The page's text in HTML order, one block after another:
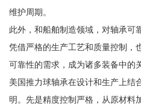
维护周期。
此外，和船舶制造领域，对轴承可
凭借严格的生产工艺和质量控制，
可靠性的需求，成为诸多装备中的
美国推力球轴承在设计和生产上结
明。先是精度控制严格，从原材料